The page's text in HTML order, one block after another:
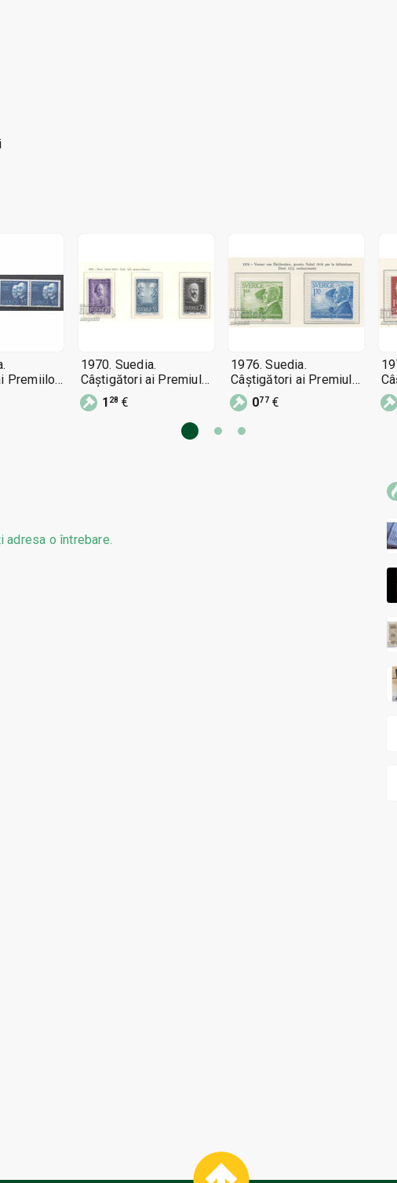
Premiilor
1970. Suedia.
Câștigători ai Premiului
Nobel 1910
1 28 €
1976. Suedia.
Câștigători ai Premiului
Nobel 1916
077€
adresa o întrebare.